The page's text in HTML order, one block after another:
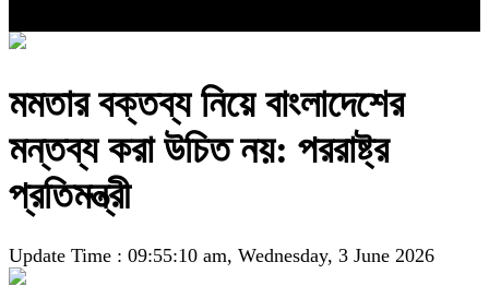
মমতার বক্তব্য নিয়ে বাংলাদেশের
মন্তব্য করা উচিত নয়: পররাষ্ট্র
প্রতিমন্ত্রী
Update Time : 09:55:10 am, Wednesday, 3 June 2026